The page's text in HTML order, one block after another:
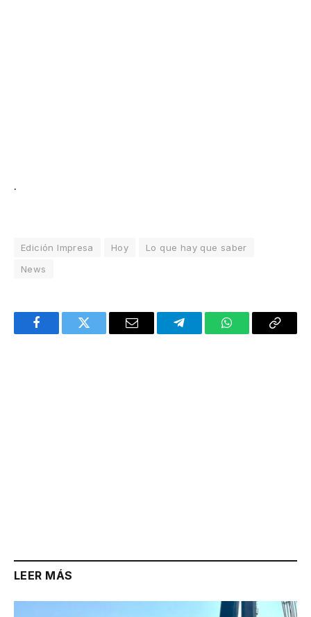
.
Edición Impresa Hoy
Lo que hay que saber
News
FacebookTwitter Email TelegramWhatsAppCopy
LEER MÁS